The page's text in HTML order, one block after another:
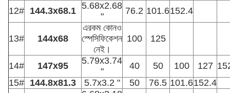
12# 144.3x68.1 5.68x2.68
"
76.2 101.6152.4
13# 144x68
এরকম কোনও
স্পেসিফিকেশন
নেই।
100 125
14# 147x95
5.79x3.74
"
40 50 100 127
15# 144.8x81.3 5.7x3.2 " 50 76.5 101.6152.4